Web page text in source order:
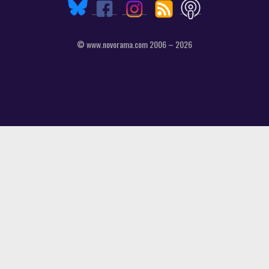
© www.novorama.com 2006 – 2026